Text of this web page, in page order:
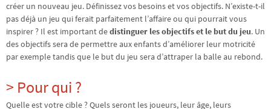
créer un nouveau jeu. Définissez vos besoins et vos objectifs. N’existe-t-il
pas déjà un jeu qui ferait parfaitement l’affaire ou qui pourrait vous
inspirer ? Il est important dedistinguer les objectifs et le but du jeu. Un
des objectifs sera de permettre aux enfants d’améliorer leur motricité
par exemple tandis que le but du jeu sera d’attraper la balle au rebond.
> Pour qui ?
Quelle est votre cible ? Quels seront les joueurs, leur âge, leurs